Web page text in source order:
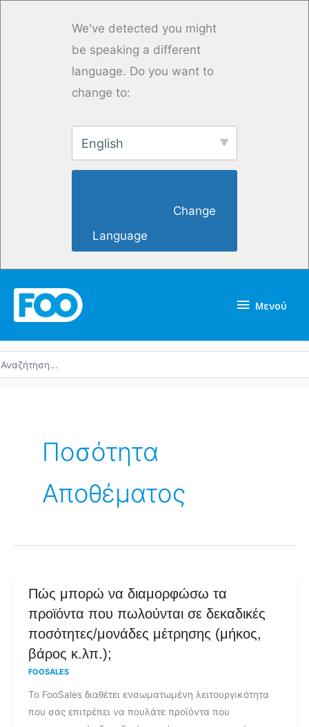
We've detected you might
be speaking a different
language. Do you want to
change to:
English
Language
Μενού
Ποσότητα
Αποθέματος
Πώς μπορώ να διαμορφώσω τα
προϊόντα που πωλούνται σε δεκαδικές
ποσότητες/μονάδες μέτρησης (μήκος,
βάρος κ.λπ.);
FOOSALES
Το FooSales διαθέτει ενσωματωμένη λειτουργικότητα
που σας επιτρέπει να πουλάτε προϊόντα που
Πώς
μπορώ
διαμορφώσω
τα
προϊόντα
που
πωλούνται